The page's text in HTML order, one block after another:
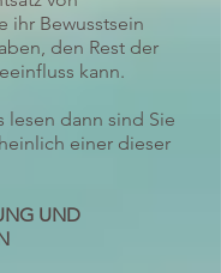
ihr Bewusstsein
den Rest der
kann.
lesen dann sind Sie
einer dieser
UND